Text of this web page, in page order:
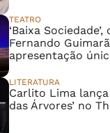
TEATRO
‘Baixa
Fernando
apresentação
LITERATURA
Carlito Lima lança
das Árvores’ no